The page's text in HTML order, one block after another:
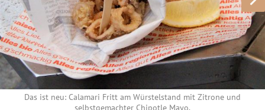
Das ist neu: Calamari Fritt am Würstelstand mit Zitrone und
selbstgemachter Chipotle Mayo.